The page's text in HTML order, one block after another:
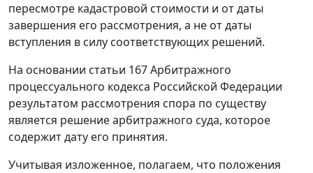
пересмотре кадастровой стоимости и от даты
завершения его рассмотрения, а не от даты
вступления в силу соответствующих решений.
На основании статьи 167 Арбитражного
процессуального кодекса Российской Федерации
результатом рассмотрения спора по существу
является решение арбитражного суда, которое
содержит дату его принятия.
Учитывая изложенное, полагаем, что положения